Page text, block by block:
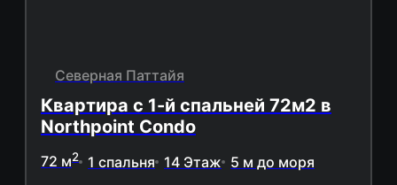
Северная Паттайя
Квартира с 1-й спальней 72м2 в
Northpoint Condo
72 м2 1 спальня 14 Этаж 5 м до моря